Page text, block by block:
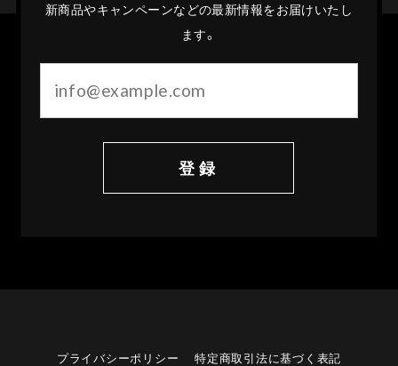
新商品やキャンペーンなどの最新情報をお届けいたし
ます。
登録
プライバシーポリシー 特定商取引法に基づく表記